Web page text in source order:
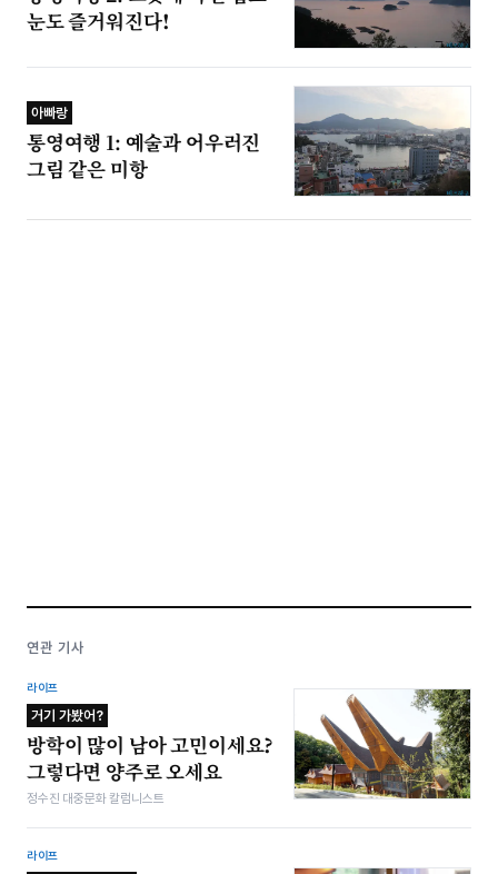
눈도 즐거워진다!
아빠랑
통영여행 1: 예술과 어우러진
그림 같은 미항
연관 기사
라이프
거기 가봤어?
방학이 많이 남아 고민이세요?
그렇다면 양주로 오세요
정수진 대중문화 칼럼니스트
라이프